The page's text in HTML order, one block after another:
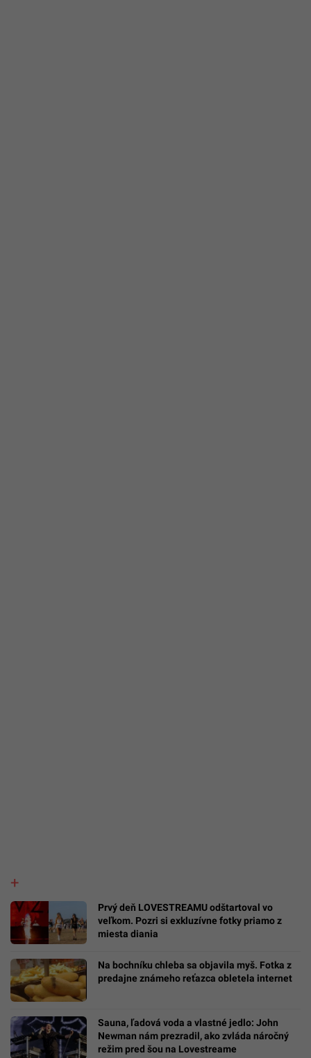
Prvý deň LOVESTREAMU odštartoval vo
veľkom. Pozri si exkluzívne fotky priamo z
miesta diania
Na bochníku chleba sa objavila myš. Fotka z
predajne známeho reťazca obletela internet
Sauna, ľadová voda a vlastné jedlo: John
Newman nám prezradil, ako zvláda náročný
režim pred šou na Lovestreame